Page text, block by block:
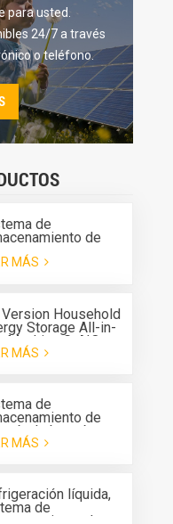
para usted.
24/7 a través
o teléfono.
de
de
apilable para el
Greensun, todo
MÁS
Version Household
Storage All-in-
Machine G-AIO-
U7.2K
MÁS
de
de
de batería
todo en uno
refrigeración
MÁS
líquida,
de